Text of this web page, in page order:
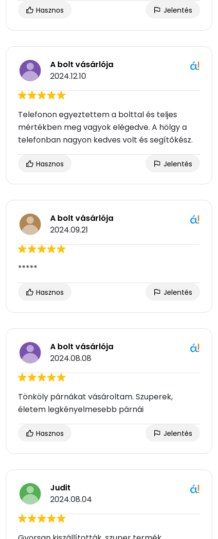
Hasznos Jelentés
A bolt vásárlója
2024.12.10
Telefonon egyeztettem a bolttal és teljes
mértékben meg vagyok elégedve. A hölgy a
telefonban nagyon kedves volt és segítőkész.
Hasznos Jelentés
A bolt vásárlója
2024.09.21
*****
Hasznos Jelentés
A bolt vásárlója
2024.08.08
Tönköly párnákat vásároltam. Szuperek,
életem legkényelmesebb párnái
Hasznos Jelentés
Judit
2024.08.04